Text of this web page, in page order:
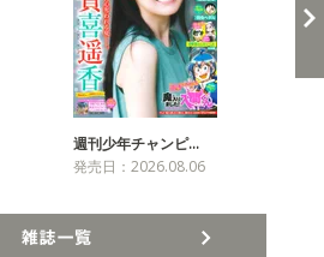
週刊少年チャンピ…
発売日：2026.08.06